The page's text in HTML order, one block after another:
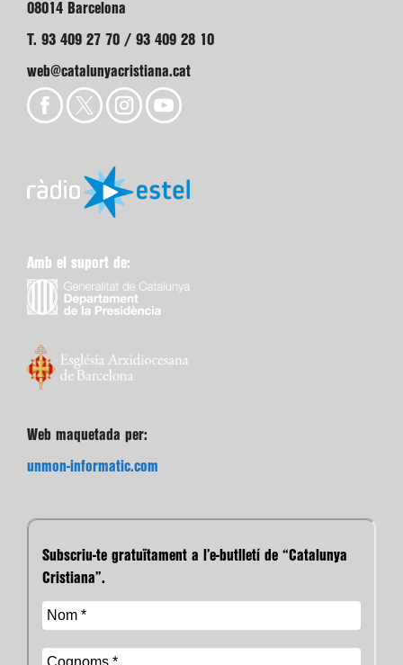
08014 Barcelona
T. 93 409 27 70 / 93 409 28 10
web@catalunyacristiana.cat
Amb el suport de:
Web maquetada per:
unmon-informatic.com
Subscriu-te gratuïtament a l’e-butlletí de “Catalunya
Cristiana”.